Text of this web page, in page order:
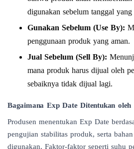
digunakan sebelum tanggal yang
Gunakan Sebelum (Use By):
penggunaan produk yang aman.
Jual Sebelum (Sell By):
mana produk harus dijual oleh
sebaiknya tidak dijual lagi.
Bagaimana Exp Date Ditentukan oleh
Produsen menentukan Exp Date
pengujian stabilitas produk, serta
digunakan. Faktor-faktor seperti suhu